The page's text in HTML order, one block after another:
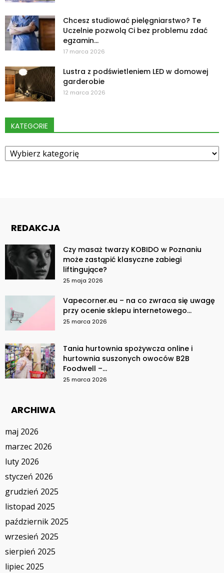
Chcesz studiować pielęgniarstwo? Te
Uczelnie pozwolą Ci bez problemu zdać
egzamin...
17 marca 2026
Lustra z podświetleniem LED w domowej
garderobie
12 marca 2026
KATEGORIE
Kategorie
REDAKCJA
Czy masaż twarzy KOBIDO w Poznaniu
może zastąpić klasyczne zabiegi
liftingujące?
25 maja 2026
Vapecorner.eu – na co zwraca się uwagę
przy ocenie sklepu internetowego...
25 marca 2026
Tania hurtownia spożywcza online i
hurtownia suszonych owoców B2B
Foodwell –...
25 marca 2026
ARCHIWA
maj 2026
marzec 2026
luty 2026
styczeń 2026
grudzień 2025
listopad 2025
październik 2025
wrzesień 2025
sierpień 2025
lipiec 2025